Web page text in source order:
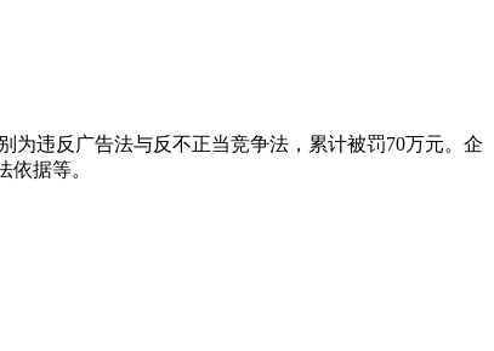
为违反广告法与反不正当竞争法，累计被罚70万元。企
据等。